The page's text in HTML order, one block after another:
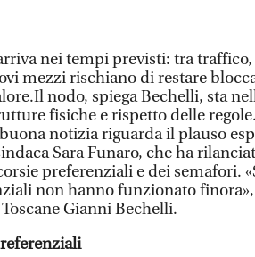
nei tempi previsti: tra
mezzi rischiano di restare
nodo, spiega Bechelli, sta
fisiche e rispetto delle
notizia riguarda il plauso
Sara Funaro, che ha
preferenziali e dei semafori.
non hanno funzionato
Gianni Bechelli.